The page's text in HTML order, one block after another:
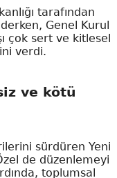
tarafından
Genel Kurul
çok sert ve kitlesel
verdi.
ve kötü
sürdüren Yeni
de düzenlemeyi
toplumsal